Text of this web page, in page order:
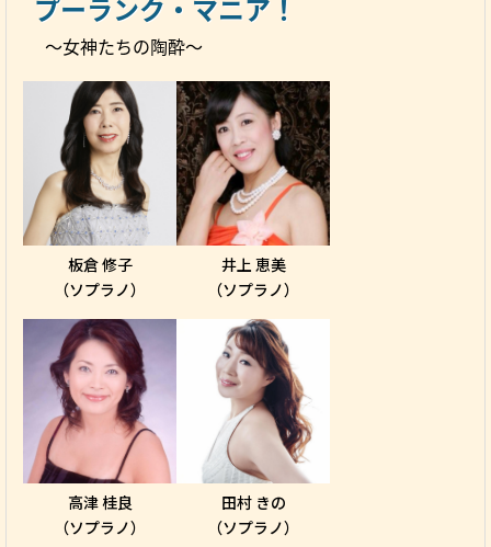
プーランク・マニア！
～女神たちの陶酔～
板倉 修子
（ソプラノ）
井上 恵美
（ソプラノ）
高津 桂良
（ソプラノ）
田村 きの
（ソプラノ）